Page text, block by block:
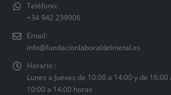
Teléfono:
+34 942 239906
Email:
info@fundacionlaboraldelmetal.es
Horario :
Lunes a Jueves de 10:00 a 14:00 y de
10:00 a 14:00 horas